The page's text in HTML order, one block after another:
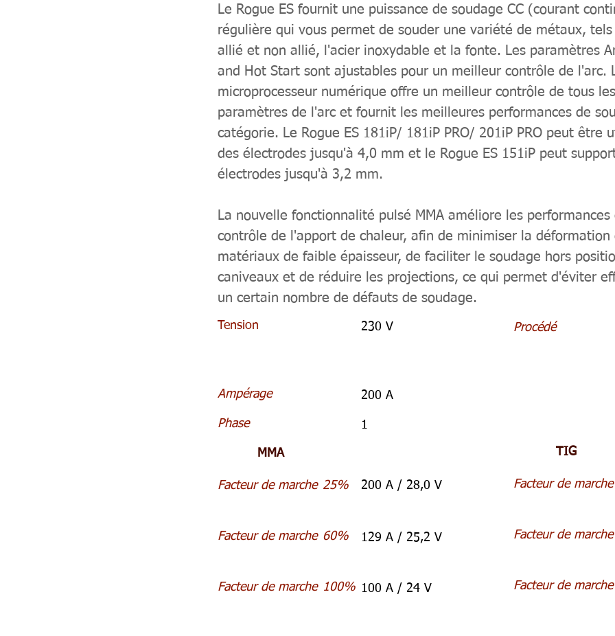
Le Rogue ES fournit une puissance de soudage CC (courant
régulière qui vous permet de souder une variété de métaux,
allié et non allié, l'acier inoxydable et la fonte. Les paramètres
and Hot Start sont ajustables pour un meilleur contrôle de l'arc.
microprocesseur numérique offre un meilleur contrôle de tous les
paramètres de l'arc et fournit les meilleures performances de
catégorie. Le Rogue ES 181iP/ 181iP PRO/ 201iP PRO peut être
des électrodes jusqu'à 4,0 mm et le Rogue ES 151iP peut
électrodes jusqu'à 3,2 mm.
La nouvelle fonctionnalité pulsé MMA améliore les performances
contrôle de l'apport de chaleur, afin de minimiser la déformation
matériaux de faible épaisseur, de faciliter le soudage hors
caniveaux et de réduire les projections, ce qui permet d'éviter
un certain nombre de défauts de soudage.
Tension
Ampérage
Phase
230 V
200 A
1
MMA
Facteur de marche 25% 200 A / 28,0 V
Facteur de marche 60% 129 A / 25,2 V
Facteur de marche 100% 100 A / 24 V
Procédé
TIG
Facteur de marche
Facteur de marche
Facteur de marche